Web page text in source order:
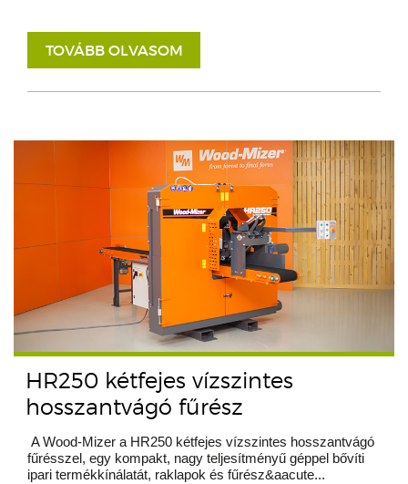
TOVÁBB OLVASOM
HR250 kétfejes vízszintes
hosszantvágó fűrész
A Wood-Mizer a HR250 kétfejes vízszintes hosszantvágó
fűrésszel, egy kompakt, nagy teljesítményű géppel bővíti
ipari termékkínálatát, raklapok és fűrész&aacute...